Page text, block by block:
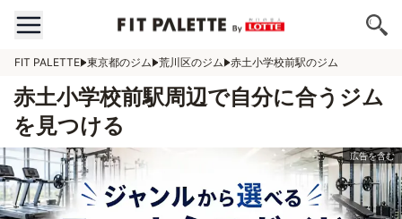
FIT PALETTE 東京都のジム 荒川区のジム 赤土小学校前駅のジム
赤土小学校前駅周辺で自分に合うジム
を見つける